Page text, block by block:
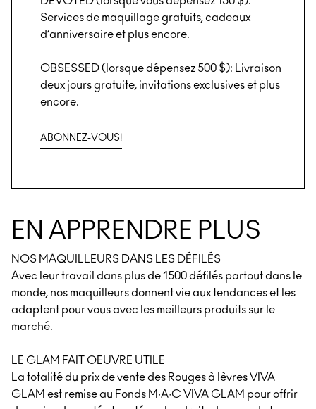
Services de maquillage gratuits, cadeaux
d’anniversaire et plus encore.
OBSESSED (lorsque dépensez 500 $): Livraison
deux jours gratuite, invitations exclusives et plus
encore.
ABONNEZ-VOUS!
EN APPRENDRE PLUS
NOS MAQUILLEURS DANS LES DÉFILÉS
Avec leur travail dans plus de 1500 défilés partout dans le
monde, nos maquilleurs donnent vie aux tendances et les
adaptent pour vous avec les meilleurs produits sur le
marché.
LE GLAM FAIT OEUVRE UTILE
La totalité du prix de vente des Rouges à lèvres VIVA
GLAM est remise au Fonds M·A·C VIVA GLAM pour offrir